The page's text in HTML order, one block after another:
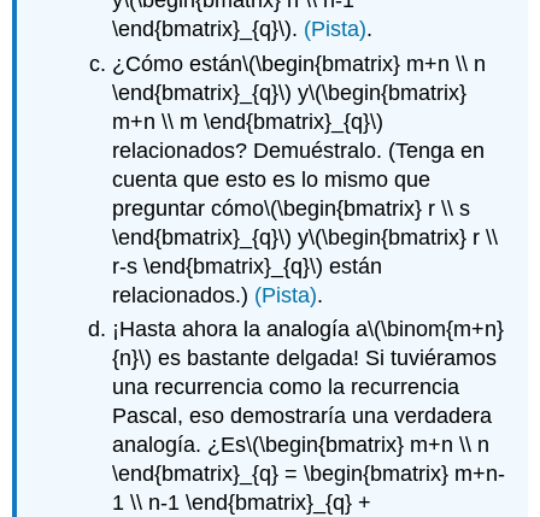
\end{bmatrix}_{q}\). (Pista).
¿Cómo están\(\begin{bmatrix} m+n \\ n
\end{bmatrix}_{q}\) y\(\begin{bmatrix}
m+n \\ m \end{bmatrix}_{q}\)
relacionados? Demuéstralo. (Tenga en
cuenta que esto es lo mismo que
preguntar cómo\(\begin{bmatrix} r \\ s
\end{bmatrix}_{q}\) y\(\begin{bmatrix} r \\
r-s \end{bmatrix}_{q}\) están
relacionados.) (Pista).
¡Hasta ahora la analogía a\(\binom{m+n}
{n}\) es bastante delgada! Si tuviéramos
una recurrencia como la recurrencia
Pascal, eso demostraría una verdadera
analogía. ¿Es\(\begin{bmatrix} m+n \\ n
\end{bmatrix}_{q} = \begin{bmatrix} m+n-
1 \\ n-1 \end{bmatrix}_{q} +